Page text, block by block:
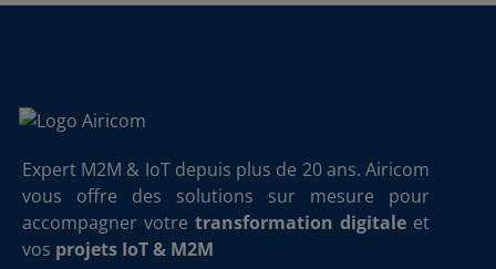
Expert M2M & IoT depuis plus de 20 ans. Airicom
vous offre des solutions sur mesure pour
accompagner votre transformation digitale et
vos projets IoT & M2M